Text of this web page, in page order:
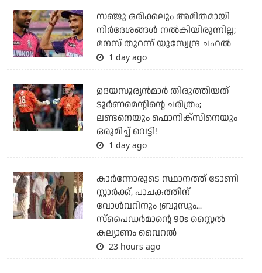
സഞ്ജു ഒരിക്കലും അമിതമായി
നിര്‍ദേശങ്ങള്‍ നല്‍കിയിരുന്നില്ല;
മനസ് തുറന്ന് യുസ്വേന്ദ്ര ചഹല്‍
1 day ago
ഉദയസൂര്യന്‍മാര്‍ തിരുത്തിയത്
ടൂര്‍ണമെന്റിന്റെ ചരിത്രം;
ലണ്ടനെയും ഫൊനിക്‌സിനെയും
ഒരുമിച്ച് വെട്ടി!
1 day ago
കാര്‍ന്നോരുടെ സ്ഥാനത്ത് ടോണി
സ്റ്റാര്‍ക്ക്, പാചകത്തിന്
വോള്‍വറിനും ബ്രൂസും...
സ്‌പൈഡര്‍മാന്റെ 90s സ്റ്റൈല്‍
കല്യാണം വൈറല്‍
23 hours ago